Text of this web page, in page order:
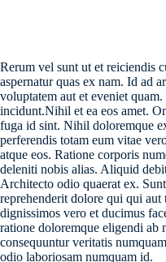
Rerum vel sunt ut et reiciendis
aspernatur quas ex nam. Id ad
voluptatem aut et eveniet
incidunt.Nihil et ea eos amet.
fuga id sint. Nihil doloremque
perferendis totam eum vitae
atque eos. Ratione corporis
deleniti nobis alias. Aliquid
Architecto odio quaerat ex.
reprehenderit dolore qui qui
dignissimos vero et ducimus
ratione doloremque eligendi ab
consequuntur veritatis
odio laboriosam numquam id.